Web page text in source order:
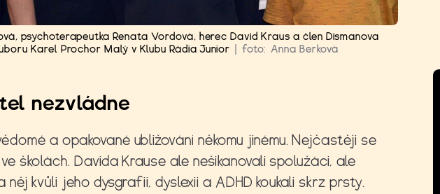
psychoterapeutka Renata Vordová, herec David Kraus a člen Dismanova
Karel Prochor Malý v Klubu Rádia Junior
foto: Anna Berková
nezvládne
a opakované ubližování někomu jinému. Nejčastěji se
školách. Davida Krause ale nešikanovali spolužáci, ale
něj kvůli jeho dysgrafii, dyslexii a ADHD koukali skrz prsty.